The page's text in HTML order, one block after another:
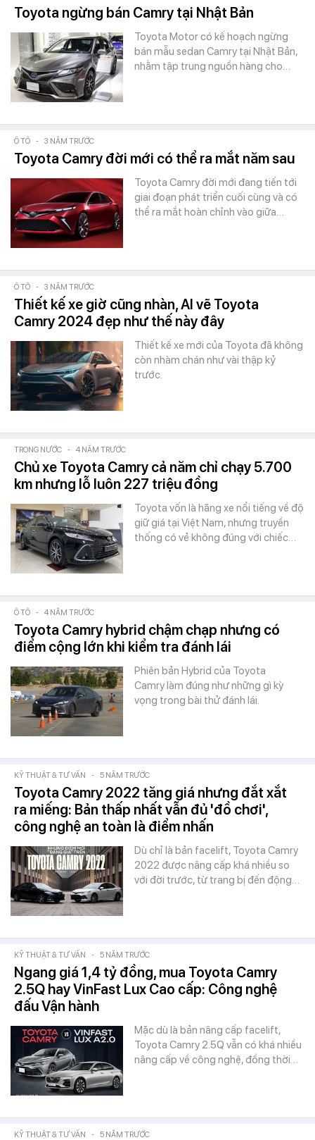
Toyota ngừng bán Camry tại Nhật Bản
Toyota Motor có kế hoạch ngừng
bán mẫu sedan Camry tại Nhật Bản,
nhằm tập trung nguồn hàng cho…
Ô TÔ - 3 NĂM TRƯỚC
Toyota Camry đời mới có thể ra mắt năm sau
Toyota Camry đời mới đang tiến tới
giai đoạn phát triển cuối cùng và có
thể ra mắt hoàn chỉnh vào giữa…
Ô TÔ - 3 NĂM TRƯỚC
Thiết kế xe giờ cũng nhàn, AI vẽ Toyota
Camry 2024 đẹp như thế này đây
Thiết kế xe mới của Toyota đã không
còn nhàm chán như vài thập kỷ
trước.
TRONG NƯỚC - 4 NĂM TRƯỚC
Chủ xe Toyota Camry cả năm chỉ chạy 5.700
km nhưng lỗ luôn 227 triệu đồng
Toyota vốn là hãng xe nổi tiếng về độ
giữ giá tại Việt Nam, nhưng truyền
thống có vẻ không đúng với chiếc…
Ô TÔ - 4 NĂM TRƯỚC
Toyota Camry hybrid chậm chạp nhưng có
điểm cộng lớn khi kiểm tra đánh lái
Phiên bản Hybrid của Toyota
Camry làm đúng như những gì kỳ
vọng trong bài thử đánh lái.
KỸ THUẬT & TƯ VẤN - 5 NĂM TRƯỚC
Toyota Camry 2022 tăng giá nhưng đắt xắt
ra miếng: Bản thấp nhất vẫn đủ 'đồ chơi',
công nghệ an toàn là điểm nhấn
Dù chỉ là bản facelift, Toyota Camry
2022 được nâng cấp khá nhiều so
với đời trước, từ trang bị đến động…
KỸ THUẬT & TƯ VẤN - 5 NĂM TRƯỚC
Ngang giá 1,4 tỷ đồng, mua Toyota Camry
2.5Q hay VinFast Lux Cao cấp: Công nghệ
đấu Vận hành
Mặc dù là bản nâng cấp facelift,
Toyota Camry 2.5Q vẫn có khá nhiều
nâng cấp về công nghệ, đồng thời…
KỸ THUẬT & TƯ VẤN - 5 NĂM TRƯỚC